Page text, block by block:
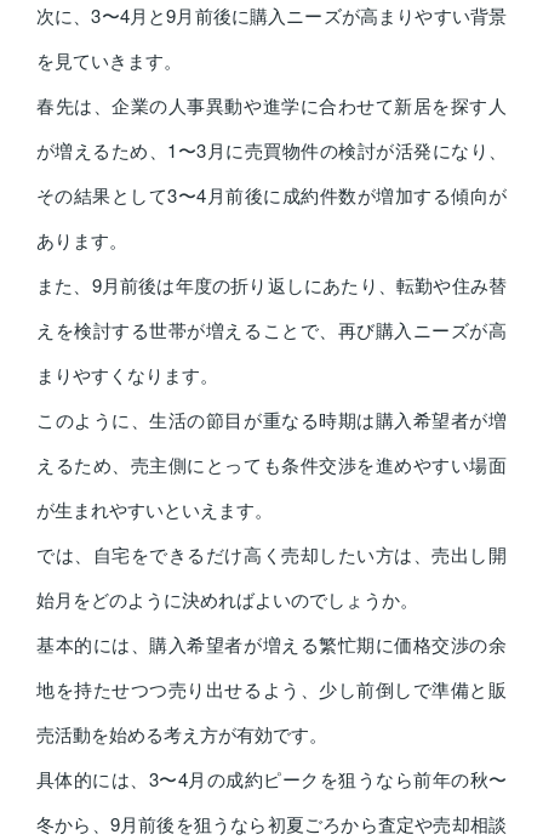
次に、3〜4月と9月前後に購入ニーズが高まりやすい背景
を見ていきます。
春先は、企業の人事異動や進学に合わせて新居を探す人
が増えるため、1〜3月に売買物件の検討が活発になり、
その結果として3〜4月前後に成約件数が増加する傾向が
あります。
また、9月前後は年度の折り返しにあたり、転勤や住み替
えを検討する世帯が増えることで、再び購入ニーズが高
まりやすくなります。
このように、生活の節目が重なる時期は購入希望者が増
えるため、売主側にとっても条件交渉を進めやすい場面
が生まれやすいといえます。
では、自宅をできるだけ高く売却したい方は、売出し開
始月をどのように決めればよいのでしょうか。
基本的には、購入希望者が増える繁忙期に価格交渉の余
地を持たせつつ売り出せるよう、少し前倒しで準備と販
売活動を始める考え方が有効です。
具体的には、3〜4月の成約ピークを狙うなら前年の秋〜
冬から、9月前後を狙うなら初夏ごろから査定や売却相談